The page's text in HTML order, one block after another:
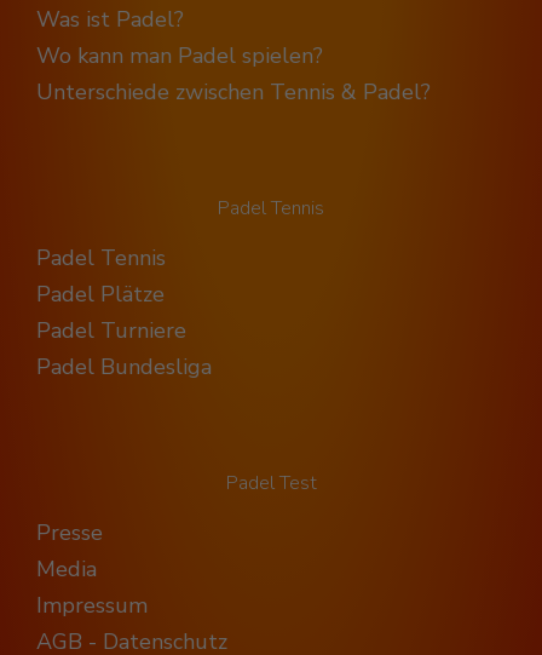
Was ist Padel?
Wo kann man Padel spielen?
Unterschiede zwischen Tennis & Padel?
Padel Tennis
Padel Tennis
Padel Plätze
Padel Turniere
Padel Bundesliga
Padel Test
Presse
Media
Impressum
AGB - Datenschutz